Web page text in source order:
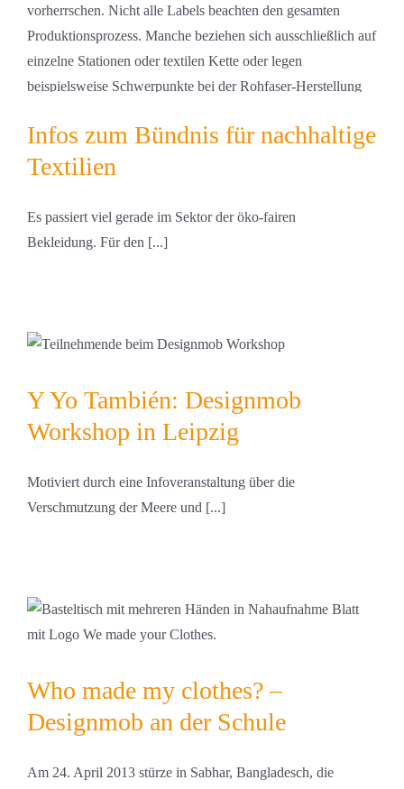
Infos zum Bündnis für nachhaltige
Textilien
Es passiert viel gerade im Sektor der öko-fairen
Bekleidung. Für den [...]
Y Yo También: Designmob
Workshop in Leipzig
Motiviert durch eine Infoveranstaltung über die
Verschmutzung der Meere und [...]
Who made my clothes? –
Designmob an der Schule
Am 24. April 2013 stürze in Sabhar, Bangladesch, die